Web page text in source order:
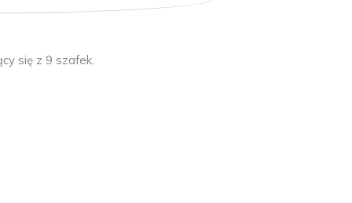
się z 9 szafek.